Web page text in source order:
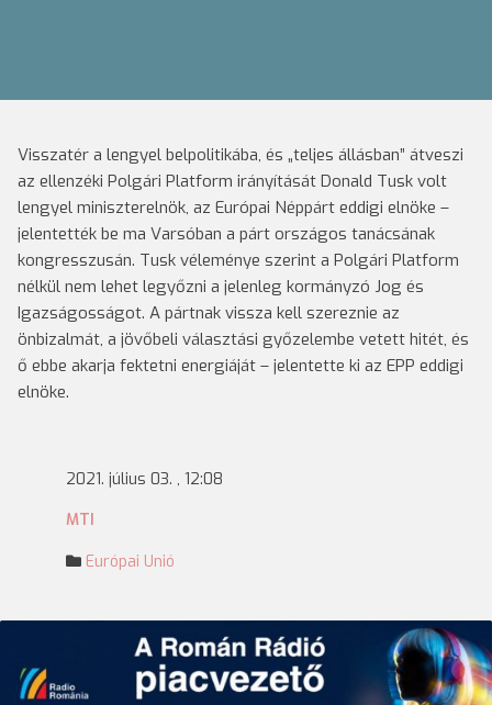
Visszatér a lengyel belpolitikába, és „teljes állásban” átveszi
az ellenzéki Polgári Platform irányítását Donald Tusk volt
lengyel miniszterelnök, az Európai Néppárt eddigi elnöke –
jelentették be ma Varsóban a párt országos tanácsának
kongresszusán. Tusk véleménye szerint a Polgári Platform
nélkül nem lehet legyőzni a jelenleg kormányzó Jog és
Igazságosságot. A pártnak vissza kell szereznie az
önbizalmát, a jövőbeli választási győzelembe vetett hitét, és
ő ebbe akarja fektetni energiáját – jelentette ki az EPP eddigi
elnöke.
2021. július 03. , 12:08
MTI
Európai Unió